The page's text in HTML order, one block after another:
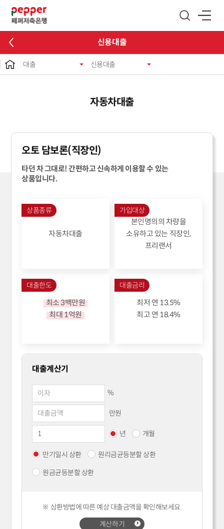
신용대출
대출 신용대출
자동차대출
오토 담보론(직장인)
타던 차 그대로! 간편하고 신속하게 이용할 수 있는
상품입니다.
상품종류
자동차대출
가입대상
본인명의의 차량을
소유하고 있는 직장인,
프리랜서
대출한도
최소 3백만원
최대 1억원
대출금리
최저 연 13.5%
최고 연 18.4%
대출계산기
%
만원
년 개월
만기일시 상환 원리금균등분할 상환
원금균등분할 상환
※ 상환방법에 따른 예상 대출금액을 확인해보세요.
계산하기